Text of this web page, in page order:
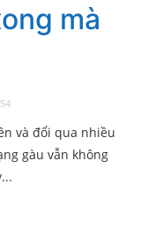
mà
và đổi qua nhiều
gàu vẫn không